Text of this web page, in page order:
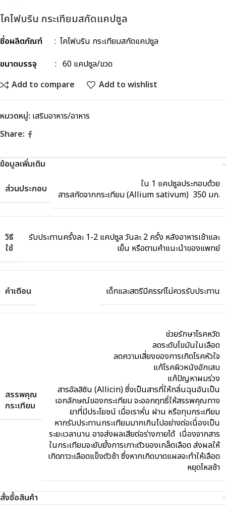
โคไฟบริน กระเทียมสกัดแคปซูล
ชื่อผลิตภัณฑ์
: โคไฟบริน กระเทียมสกัดแคปซูล
ขนาดบรรจุ : 60 แคปซูล/ขวด
Add to compare
Add to wishlist
หมวดหมู่: เสริมอาหาร/อาหาร
Share:
ข้อมูลเพิ่มเติม
ส่วนประกอบ
ใน 1 แคปซูลประกอบด้วย
สารสกัดจากกระเทียม (Allium sativum) 350 มก.
วิธี
ใช้
รับประทานครั้งละ 1-2 แคปซูล วันละ 2 ครั้ง หลังอาหารเช้าและ
เย็น หรือตามคำแนะนำของแพทย์
คำเตือน เด็กและสตรีมีครรภ์ไม่ควรรับประทาน
สรรพคุณ
กระเทียม
ช่วยรักษาโรคหวัด
ลดระดับไขมันในเลือด
ลดความเสี่ยงของการเกิดโรคหัวใจ
แก้โรคผิวหนังอักเสบ
แก้ปัญหาผมร่วง
สารอัลลิซิน (Allicin) ซึ่งเป็นสารที่ให้กลิ่นฉุนอันเป็น
เอกลักษณ์ของกระเทียม จะออกฤทธิ์ให้สรรพคุณทาง
ยาที่มีประโยชน์ เมื่อเราหั่น ฝาน หรือทุบกระเทียม
หากรับประทานกระเทียมมากเกินไปอย่างต่อเนื่องเป็น
ระยะเวลานาน อาจส่งผลเสียต่อร่างกายได้ เนื่องจากสาร
ในกระเทียมจะยับยั้งการเกาะตัวของเกล็ดเลือด ส่งผลให้
เกิดภาวะเลือดแข็งตัวช้า ซึ่งหากเกิดบาดแผลจะทำให้เลือด
หยุดไหลช้า
สั่งซื้อสินค้า